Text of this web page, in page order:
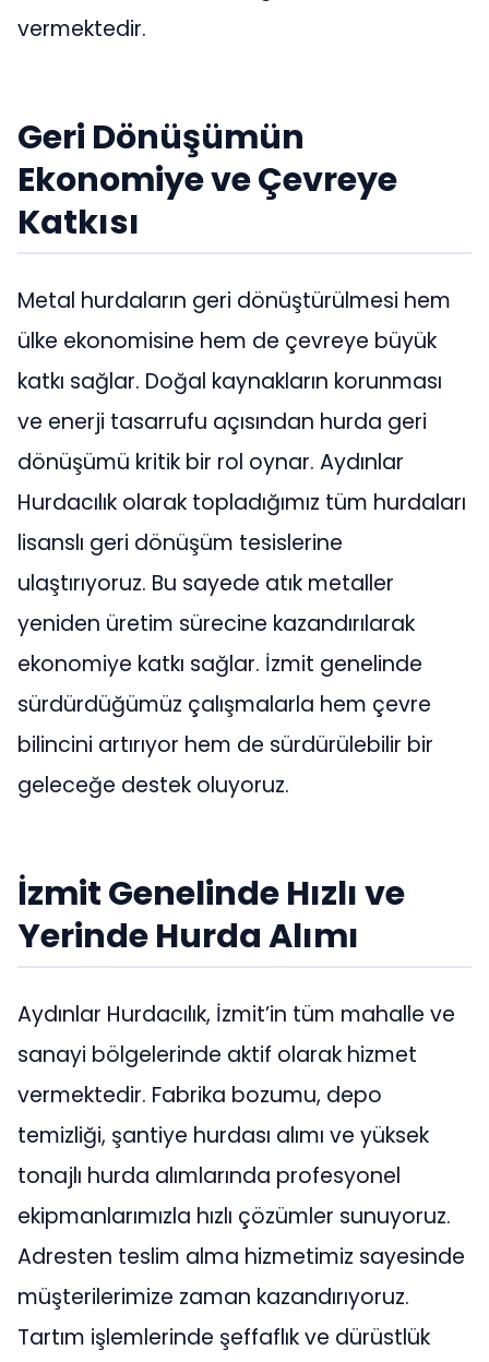
vermektedir.
Geri Dönüşümün
Ekonomiye ve Çevreye
Katkısı
Metal hurdaların geri dönüştürülmesi hem
ülke ekonomisine hem de çevreye büyük
katkı sağlar. Doğal kaynakların korunması
ve enerji tasarrufu açısından hurda geri
dönüşümü kritik bir rol oynar. Aydınlar
Hurdacılık olarak topladığımız tüm hurdaları
lisanslı geri dönüşüm tesislerine
ulaştırıyoruz. Bu sayede atık metaller
yeniden üretim sürecine kazandırılarak
ekonomiye katkı sağlar. İzmit genelinde
sürdürdüğümüz çalışmalarla hem çevre
bilincini artırıyor hem de sürdürülebilir bir
geleceğe destek oluyoruz.
İzmit Genelinde Hızlı ve
Yerinde Hurda Alımı
Aydınlar Hurdacılık, İzmit’in tüm mahalle ve
sanayi bölgelerinde aktif olarak hizmet
vermektedir. Fabrika bozumu, depo
temizliği, şantiye hurdası alımı ve yüksek
tonajlı hurda alımlarında profesyonel
ekipmanlarımızla hızlı çözümler sunuyoruz.
Adresten teslim alma hizmetimiz sayesinde
müşterilerimize zaman kazandırıyoruz.
Tartım işlemlerinde şeffaflık ve dürüstlük